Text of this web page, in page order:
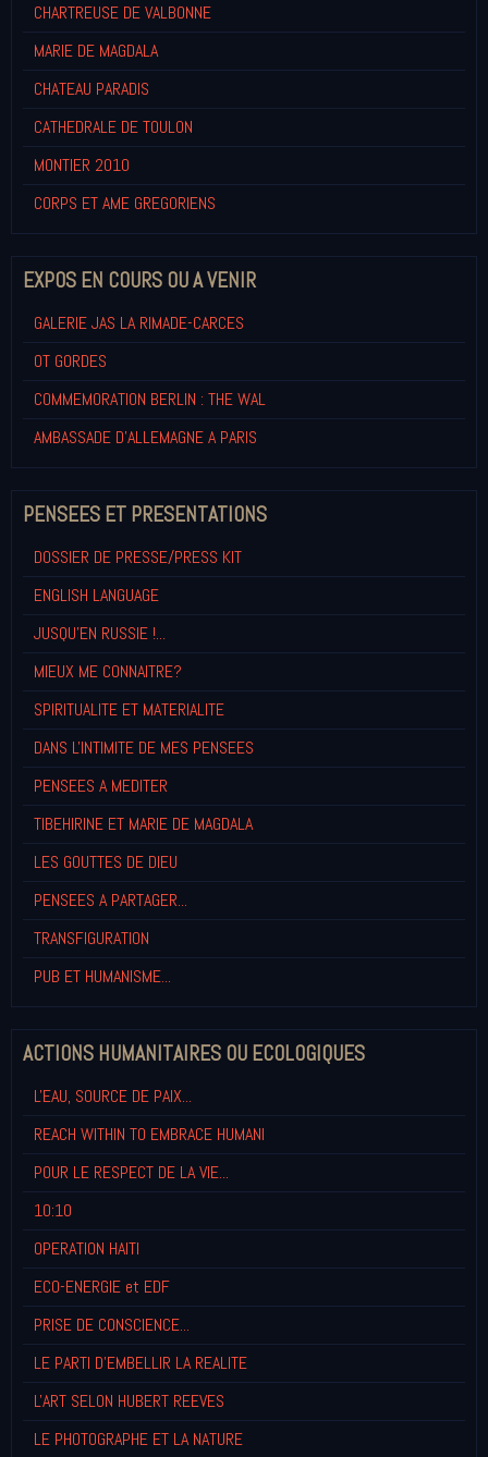
CHARTREUSE DE VALBONNE
MARIE DE MAGDALA
CHATEAU PARADIS
CATHEDRALE DE TOULON
MONTIER 2010
CORPS ET AME GREGORIENS
EXPOS EN COURS OU A VENIR
GALERIE JAS LA RIMADE-CARCES
OT GORDES
COMMEMORATION BERLIN : THE WAL
AMBASSADE D'ALLEMAGNE A PARIS
PENSEES ET PRESENTATIONS
DOSSIER DE PRESSE/PRESS KIT
ENGLISH LANGUAGE
JUSQU'EN RUSSIE !...
MIEUX ME CONNAITRE?
SPIRITUALITE ET MATERIALITE
DANS L'INTIMITE DE MES PENSEES
PENSEES A MEDITER
TIBEHIRINE ET MARIE DE MAGDALA
LES GOUTTES DE DIEU
PENSEES A PARTAGER...
TRANSFIGURATION
PUB ET HUMANISME...
ACTIONS HUMANITAIRES OU ECOLOGIQUES
L'EAU, SOURCE DE PAIX...
REACH WITHIN TO EMBRACE HUMANI
POUR LE RESPECT DE LA VIE...
10:10
OPERATION HAITI
ECO-ENERGIE et EDF
PRISE DE CONSCIENCE...
LE PARTI D'EMBELLIR LA REALITE
L'ART SELON HUBERT REEVES
LE PHOTOGRAPHE ET LA NATURE